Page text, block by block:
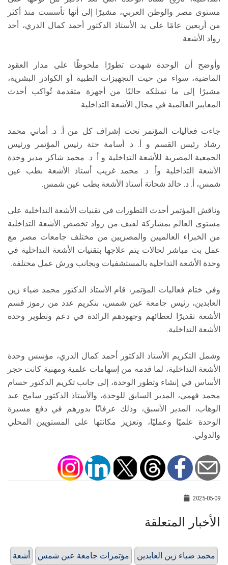
مستوى مصر والوطن العربي، مشيرًا إلى أنها تأسست منذ أكثر
من أربعين عامًا على يد الأستاذ الدكتور أحمد كمال الدري، أحد
رواد الأشعة.
وأوضح أن الوحدة شهدت تطورًا ملحوظًا على مدار العقود
الماضية، سواء من حيث التجهيزات الطبية أو الكوادر البشرية،
مشيرًا إلى ما تمتلكه حاليًا من أجهزة متقدمة تُواكب أحدث
المعايير العالمية في مجال الأشعة التداخلية.
جاءت فعاليات المؤتمر تحت إشراف كل من أ. د. أماني محمد
رشاد رئيس القسم و أ. د. أسامة حتة رئيس المؤتمر ورئيس
الجمعية المصرية للأشعة التداخلية و أ. د. محمد شاكر مدير وحدة
الأشعة التداخلية وأ. د. محمد غريب أستاذ الأشعة بطب عين
شمس، أ. د. خالد شحاتة أستاذ الأشعة بطب عين شمس.
وناقش المؤتمر أحدث التطورات في تقنيات الأشعة التداخلية على
مستوى العالم بمشاركة لفيف من رواد تخصص الأشعة التداخلية
من الخبراء العالميين والمصريين من مختلف جامعات مصر مع
عمل بث مباشر لحالات يتم علاجها بتقنيات الأشعة التداخلية في
وحدة الأشعة التداخلية بالمستشفيات وبجانب ورش عمل مختلفة.
وفي ختام فعاليات المؤتمر، قام الأستاذ الدكتور محمد ضياء زين
العابدين، رئيس جامعة عين شمس، بتكريم عدد من رموز قسم
الأشعة تقديرًا لعطائهم وجهودهم الرائدة في دعم وتطوير وحدة
الأشعة التداخلية.
وشمل التكريم الأستاذ الدكتور أحمد كمال الدري، مؤسس وحدة
الأشعة التداخلية، لما قدمه من إسهامات علمية ومهنية كانت حجر
الأساس في إنشاء وتطور الوحدة، إلى جانب تكريم الدكتور حسام
محمد فهمي، المدير السابق للوحدة، والأستاذ الدكتور سامح عبد
الوهاب، المدير الأسبق، وذلك عرفانًا بدورهم في دفع مسيرة
الوحدة علميًا وعمليًا، وتعزيز مكانتها على المستويين المحلي
والدولي.
2025-05-09
الأخبار المتعلقة
أشعة مؤتمرات جامعة عين شمس محمد ضياء زين العابدين